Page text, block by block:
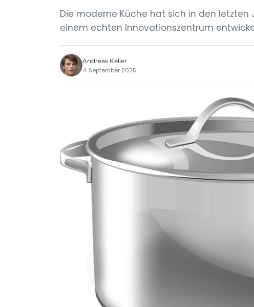
Die moderne Küche hat sich in den
einem echten Innovationszentrum
Andreas Keller
4. September 2025